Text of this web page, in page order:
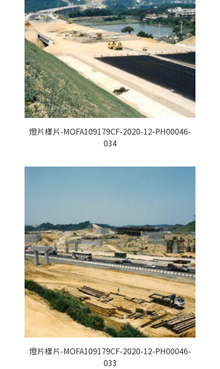
燈片樣片-MOFA109179CF-2020-12-PH00046-
034
燈片樣片-MOFA109179CF-2020-12-PH00046-
033